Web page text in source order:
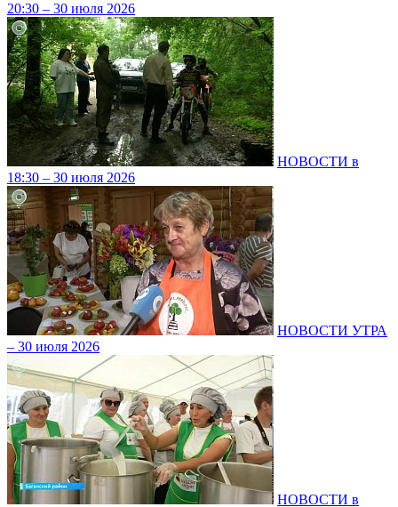
20:30 – 30 июля 2026
НОВОСТИ в
18:30 – 30 июля 2026
НОВОСТИ УТРА
– 30 июля 2026
НОВОСТИ в